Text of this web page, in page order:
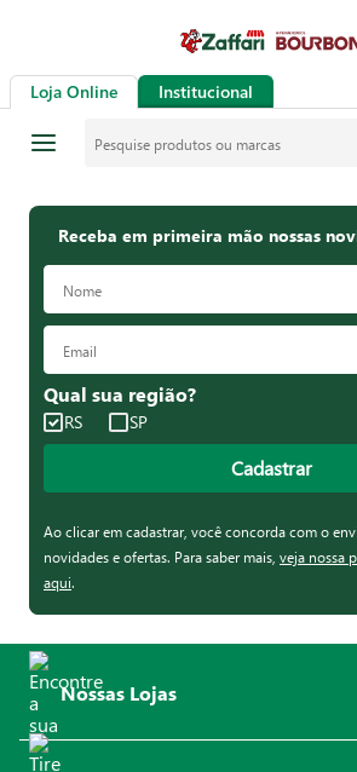
Loja Online Institucional
Receba em primeira mão nossas
Qual sua região?
RS SP
Cadastrar
Ao clicar em cadastrar, você concorda com o
novidades e ofertas. Para saber mais, veja nossa
aqui.
Nossas Lojas